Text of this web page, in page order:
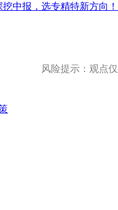
挖中报，选专精特新方向！
风险提示：观点